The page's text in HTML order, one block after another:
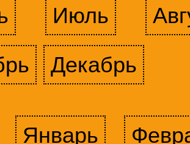
Июль
Декабрь
Январь